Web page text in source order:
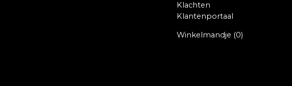
Klachten
Klantenportaal
Winkelmandje (0)